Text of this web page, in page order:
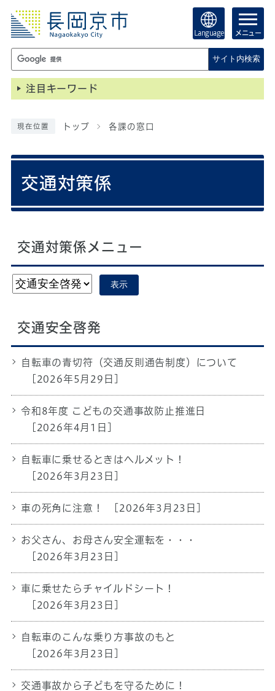
Language メニュー
サイト内検索
注目キーワード
現在位置 トップ 各課の窓口
交通対策係
交通対策係メニュー
表示
交通安全啓発
自転車の青切符（交通反則通告制度）について
[2026年5月29日]
令和8年度 こどもの交通事故防止推進日
[2026年4月1日]
自転車に乗せるときはヘルメット！
[2026年3月23日]
車の死角に注意！ [2026年3月23日]
お父さん、お母さん安全運転を・・・
[2026年3月23日]
車に乗せたらチャイルドシート！
[2026年3月23日]
自転車のこんな乗り方事故のもと
[2026年3月23日]
交通事故から子どもを守るために！